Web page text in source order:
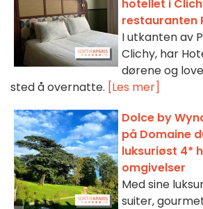
hotellet i
restauranten
I utkanten av
Clichy, har
dørene og
sted å overnatte. [Les mer]
Dolce by
på Domaine
luksuriøst 4*
omgivelser
Med sine
suiter,